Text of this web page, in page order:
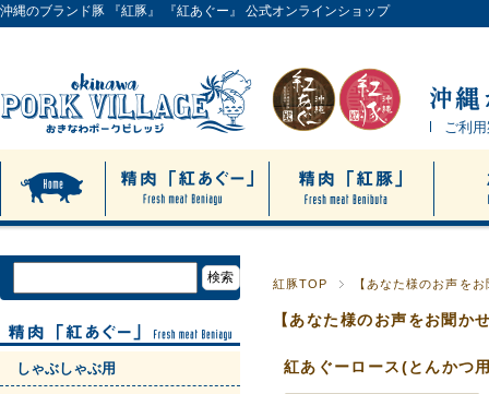
沖縄のブランド豚 『紅豚』 『紅あぐー』 公式オンラインショップ
ご利
紅豚TOP 【あなた様のお声を
【あなた様のお声をお聞か
紅あぐーロース(とんかつ
しゃぶしゃぶ用